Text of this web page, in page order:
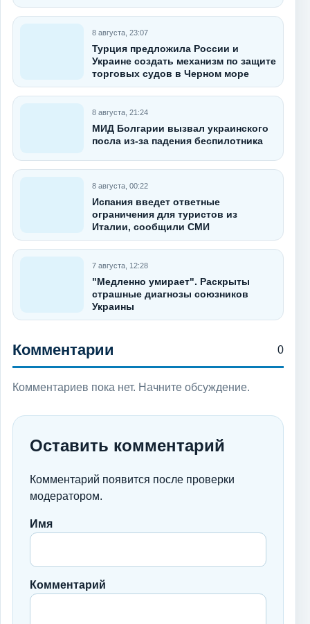
8 августа, 23:07
Турция предложила России и
Украине создать механизм по защите
торговых судов в Черном море
8 августа, 21:24
МИД Болгарии вызвал украинского
посла из-за падения беспилотника
8 августа, 00:22
Испания введет ответные
ограничения для туристов из
Италии, сообщили СМИ
7 августа, 12:28
"Медленно умирает". Раскрыты
страшные диагнозы союзников
Украины
Комментарии 0
Комментариев пока нет. Начните обсуждение.
Оставить комментарий
Комментарий появится после проверки
модератором.
Имя
Комментарий